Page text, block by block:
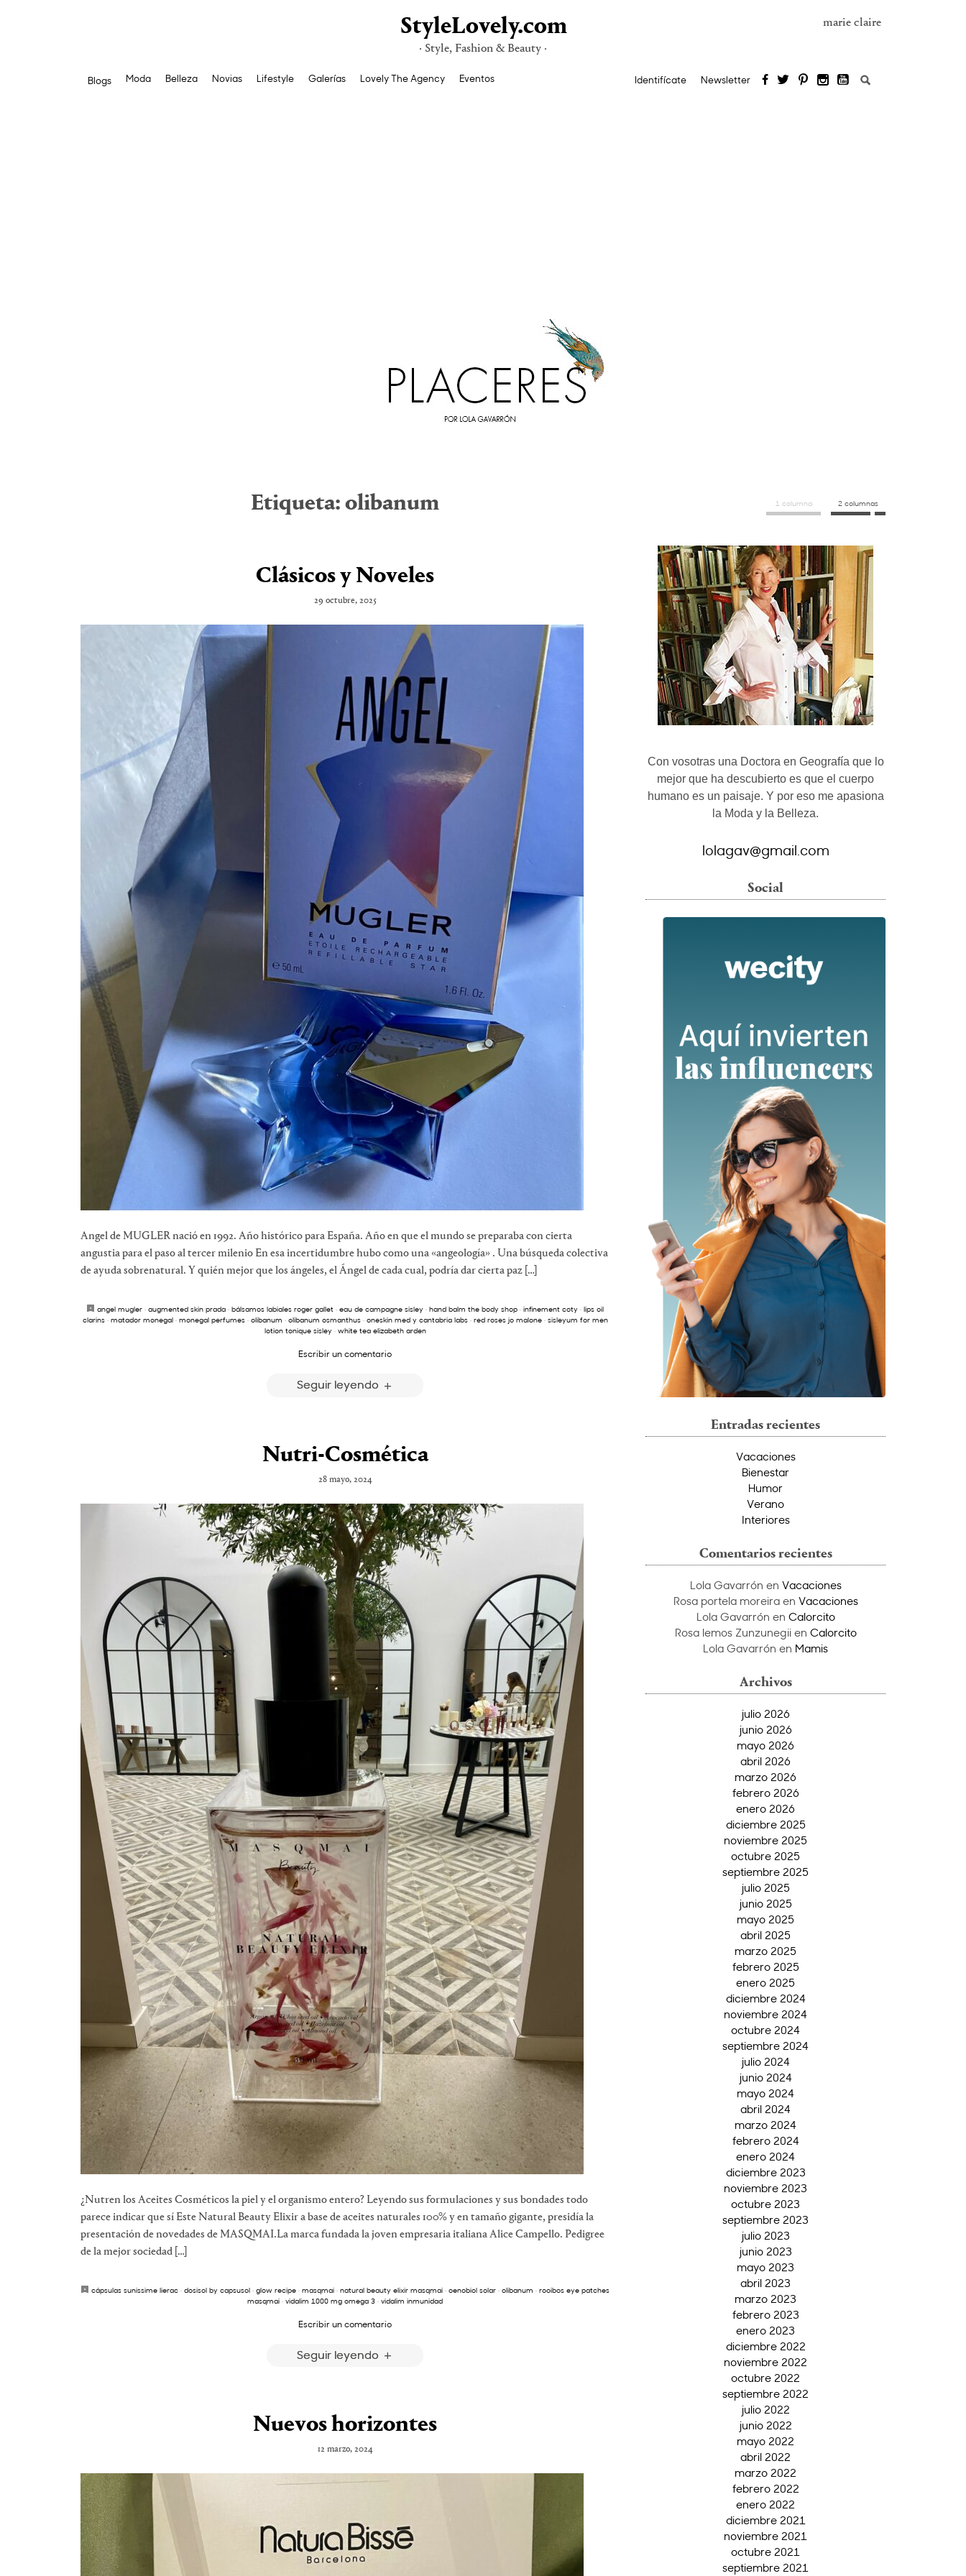
StyleLovely.com
· Style, Fashion & Beauty ·
marie claire
Blogs Moda Belleza Novias Lifestyle Galerías Lovely The Agency Eventos Identifícate Newsletter Buscar:
Etiqueta: olibanum
Clásicos y Noveles
29 octubre, 2025
Angel de MUGLER nació en 1992. Año histórico para España. Año en que el mundo se preparaba con cierta
angustia para el paso al tercer milenio En esa incertidumbre hubo como una «angeología» . Una búsqueda colectiva
de ayuda sobrenatural. Y quién mejor que los ángeles, el Ángel de cada cual, podría dar cierta paz […]
angel mugler · augmented skin prada · bálsamos labiales roger gallet · eau de campagne sisley · hand balm the body shop · infinement coty · lips oil
clarins· matador monegal· monegal perfumes· olibanum · olibanum osmanthus· oneskin med y cantabria labs· red roses jo malone· sisleyum for men
lotion tonique sisley· white tea elizabeth arden
Escribir un comentario
Seguir leyendo
Nutri-Cosmética
28 mayo, 2024
¿Nutren los Aceites Cosméticos la piel y el organismo entero? Leyendo sus formulaciones y sus bondades todo
parece indicar que sí Este Natural Beauty Elixir a base de aceites naturales 100% y en tamaño gigante, presidía la
presentación de novedades de MASQMAI.La marca fundada la joven empresaria italiana Alice Campello. Pedigree
de la mejor sociedad […]
cápsulas sunissime lierac · dosisol by capsusol · glow recipe · masqmai · natural beauty elixir masqmai · oenobiol solar · olibanum · rooibos eye patches
masqmai · vidalim 1000 mg omega 3 · vidalim inmunidad
Escribir un comentario
Seguir leyendo
Nuevos horizontes
12 marzo, 2024
1 columna 2 columnas
Con vosotras una Doctora en Geografía que lo
mejor que ha descubierto es que el cuerpo
humano es un paisaje. Y por eso me apasiona
la Moda y la Belleza.
lolagav@gmail.com
Social
Entradas recientes
Vacaciones
Bienestar
Humor
Verano
Interiores
Comentarios recientes
Lola Gavarrón en Vacaciones
Rosa portela moreiraen Vacaciones
Lola Gavarrón en Calorcito
Rosa lemos Zunzunegiien Calorcito
Lola Gavarrón en Mamis
Archivos
julio 2026
junio 2026
mayo 2026
abril 2026
marzo 2026
febrero 2026
enero 2026
diciembre 2025
noviembre 2025
octubre 2025
septiembre 2025
julio 2025
junio 2025
mayo 2025
abril 2025
marzo 2025
febrero 2025
enero 2025
diciembre 2024
noviembre 2024
octubre 2024
septiembre 2024
julio 2024
junio 2024
mayo 2024
abril 2024
marzo 2024
febrero 2024
enero 2024
diciembre 2023
noviembre 2023
octubre 2023
septiembre 2023
julio 2023
junio 2023
mayo 2023
abril 2023
marzo 2023
febrero 2023
enero 2023
diciembre 2022
noviembre 2022
octubre 2022
septiembre 2022
julio 2022
junio 2022
mayo 2022
abril 2022
marzo 2022
febrero 2022
enero 2022
diciembre 2021
noviembre 2021
octubre 2021
septiembre 2021